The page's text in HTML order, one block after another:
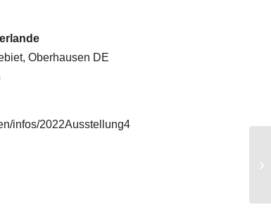
Oberhausen DE
infos/2022Ausstellung4